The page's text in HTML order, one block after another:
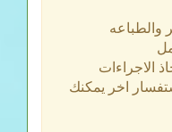
الاجراءات
اخر يمكنك